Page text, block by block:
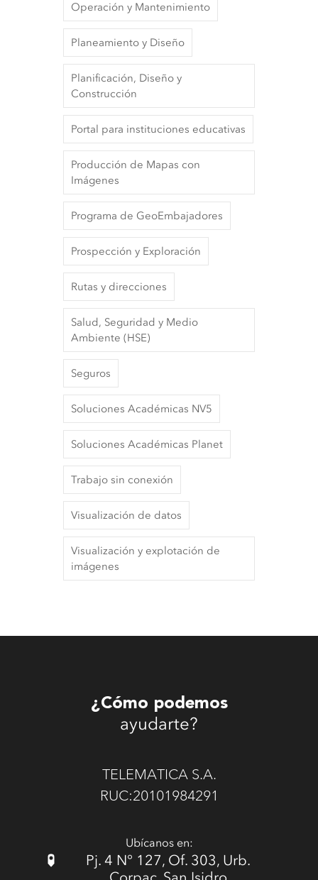
Operación y Mantenimiento
Planeamiento y Diseño
Planificación, Diseño y
Construcción
Portal para instituciones educativas
Producción de Mapas con
Imágenes
Programa de GeoEmbajadores
Prospección y Exploración
Rutas y direcciones
Salud, Seguridad y Medio
Ambiente (HSE)
Seguros
Soluciones Académicas NV5
Soluciones Académicas Planet
Trabajo sin conexión
Visualización de datos
Visualización y explotación de
imágenes
¿Cómo podemos
ayudarte?
TELEMATICA S.A.
RUC:20101984291
Ubícanos en:
Pj. 4 N° 127, Of. 303, Urb.